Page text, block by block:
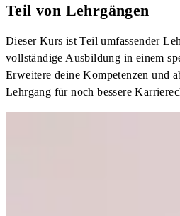
Teil von Lehrgängen
Dieser Kurs ist Teil umfassender
vollständige Ausbildung in einem
Erweitere deine Kompetenzen und
Lehrgang für noch bessere